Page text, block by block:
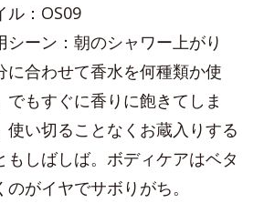
ル：OS09
シーン：朝のシャワー上がり
に合わせて香水を何種類か使
でもすぐに香りに飽きてしま
使い切ることなくお蔵入りする
もしばしば。ボディケアはベタ
のがイヤでサボりがち。